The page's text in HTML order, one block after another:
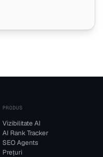
PRODUS
Vizibilitate AI
AI Rank Tracker
SEO Agents
Prețuri